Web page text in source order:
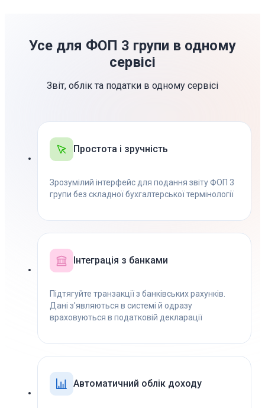
Усе для ФОП 3 групи в одному
сервісі
Звіт, облік та податки в одному сервісі
Простота і зручність
Зрозумілий інтерфейс для подання звіту ФОП 3
групи без складної бухгалтерської термінології
Інтеграція з банками
Підтягуйте транзакції з банківських рахунків.
Дані з'являються в системі й одразу
враховуються в податковій декларації
Автоматичний облік доходу